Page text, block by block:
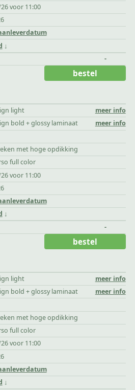
voor 11:00
-
light
meer info
bold + glossy laminaat
meer info
met hoge opdikking
full color
voor 11:00
bestel
-
light
meer info
bold + glossy laminaat
meer info
met hoge opdikking
full color
voor 11:00
bestel